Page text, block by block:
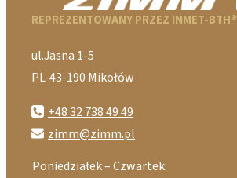
REPREZENTOWANY PRZEZ INMET-BTH®
ul.Jasna 1-5
PL-43-190 Mikołów
+48 32 738 49 49
zimm@zimm.pl
Poniedziałek – Czwartek: